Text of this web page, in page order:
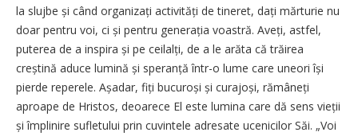
la slujbe și când organizați activități de tineret, dați mărturie nu
doar pentru voi, ci și pentru generația voastră. Aveți, astfel,
puterea de a inspira și pe ceilalți, de a le arăta că trăirea
creștină aduce lumină și speranță într-o lume care uneori își
pierde reperele. Așadar, fiți bucuroși și curajoși, rămâneți
aproape de Hristos, deoarece El este lumina care dă sens vieții
și împlinire sufletului prin cuvintele adresate ucenicilor Săi. „Voi